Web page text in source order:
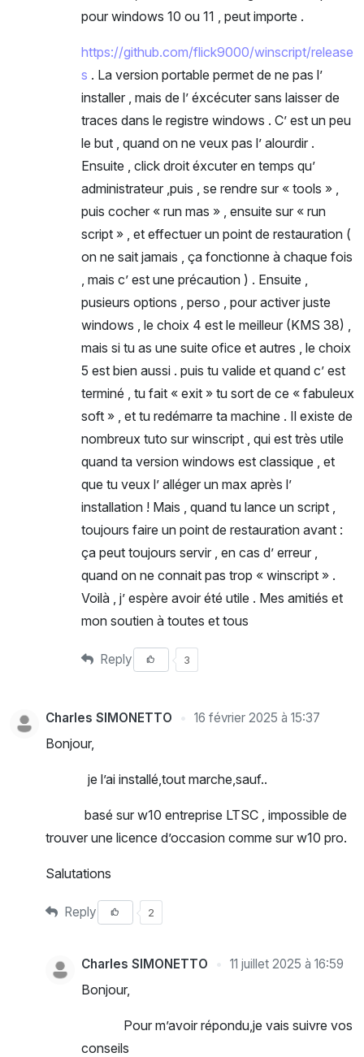
pour windows 10 ou 11 , peut importe .
https://github.com/flick9000/winscript/release
s . La version portable permet de ne pas l’
installer , mais de l’ éxcécuter sans laisser de
traces dans le registre windows . C’ est un peu
le but , quand on ne veux pas l’ alourdir .
Ensuite , click droit éxcuter en temps qu’
administrateur ,puis , se rendre sur « tools » ,
puis cocher « run mas » , ensuite sur « run
script » , et effectuer un point de restauration (
on ne sait jamais , ça fonctionne à chaque fois
, mais c’ est une précaution ) . Ensuite ,
pusieurs options , perso , pour activer juste
windows , le choix 4 est le meilleur (KMS 38) ,
mais si tu as une suite ofice et autres , le choix
5 est bien aussi . puis tu valide et quand c’ est
terminé , tu fait « exit » tu sort de ce « fabuleux
soft » , et tu redémarre ta machine . Il existe de
nombreux tuto sur winscript , qui est très utile
quand ta version windows est classique , et
que tu veux l’ alléger un max après l’
installation ! Mais , quand tu lance un script ,
toujours faire un point de restauration avant :
ça peut toujours servir , en cas d’ erreur ,
quand on ne connait pas trop « winscript » .
Voilà , j’ espère avoir été utile . Mes amitiés et
mon soutien à toutes et tous
Reply 3
Charles SIMONETTO 16 février 2025 à 15:37
Bonjour,
je l’ai installé,tout marche,sauf..
basé sur w10 entreprise LTSC , impossible de
trouver une licence d’occasion comme sur w10 pro.
Salutations
Reply 2
Charles SIMONETTO 11 juillet 2025 à 16:59
Bonjour,
Pour m’avoir répondu,je vais suivre vos
conseils